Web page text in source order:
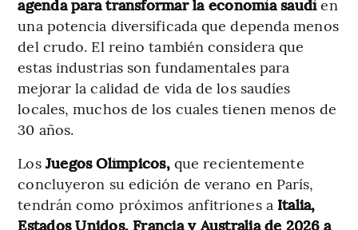
agenda para transformar la economía saudíen
una potencia diversificada que dependa menos
del crudo. El reino también considera que
estas industrias son fundamentales para
mejorar la calidad de vida de los saudíes
locales, muchos de los cuales tienen menos de
30 años.
Los Juegos Olímpicos,que recientemente
concluyeron su edición de verano en París,
tendrán como próximos anfitriones a Italia,
Estados Unidos, Francia y Australia de 2026 a